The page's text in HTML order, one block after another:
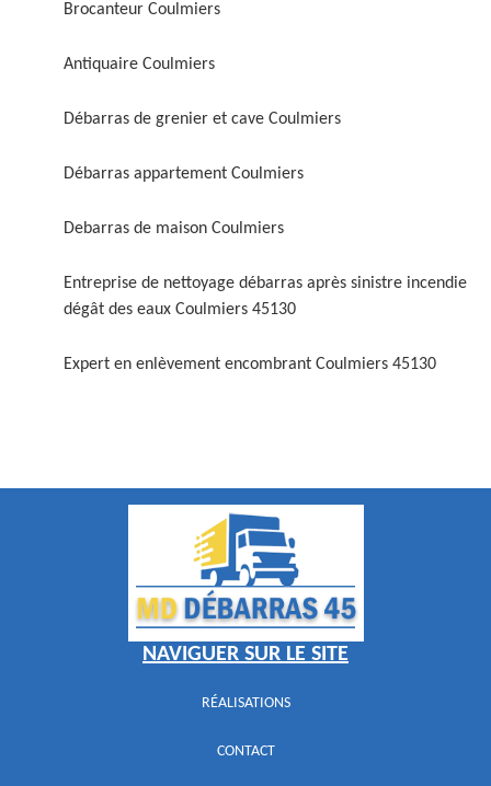
Brocanteur Coulmiers
Antiquaire Coulmiers
Débarras de grenier et cave Coulmiers
Débarras appartement Coulmiers
Debarras de maison Coulmiers
Entreprise de nettoyage débarras après sinistre incendie
dégât des eaux Coulmiers 45130
Expert en enlèvement encombrant Coulmiers 45130
NAVIGUER SUR LE SITE
RÉALISATIONS
CONTACT